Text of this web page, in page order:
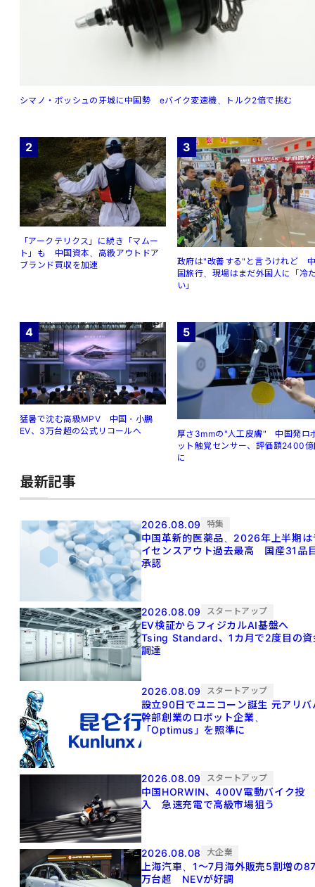
シマノ・ボッシュの牙城に中国勢 eバイク変速機、トルク2倍で挑む
2
「アークテリクス」に続き「マムー
ト」も 中国資本、高級アウトドア
ブランド買収を加速
3
政府は"改善する"と言うけれど
国旅行、現場はまだ外国人に「冷
い」
4
猛暑で沈む高級MPV 中国・小鵬
EV、3万台超の公式リコールへ
5
厚さ3mmの"人工皮膚" 中国発ロ
ット触覚センサー、評価額2400
に
最新記事
2026.08.09 特集
中国革新的医薬品、2026年上半期は
イセンスアウト過去最高 国産31品
承認
2026.08.09 スタートアップ
EV検証からフィジカルAI基盤へ
Tsing Standard、1カ月で2度目の資
調達
2026.08.09 スタートアップ
設立90日でユニコーン誕生 元アリババ
幹部創業のロボット企業、
「Optimus」を照準に
2026.08.09 スタートアップ
中国HORWIN、400V電動バイク投
入 急速充電で高級市場狙う
2026.08.08 大企業
上海汽車、1～7月海外販売5割増の
万台超 NEVが好調